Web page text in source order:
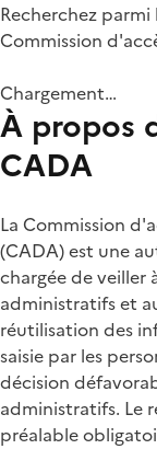
Recherchez parmi
Commission
Chargement…
À propos
CADA
La Commission
(CADA) est une
chargée de veiller
administratifs et
réutilisation des
saisie par les
décision
administratifs. Le
préalable